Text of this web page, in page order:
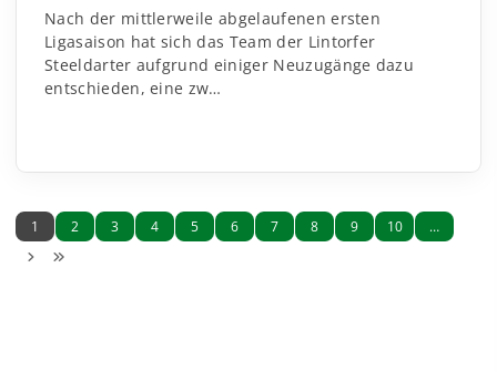
Nach der mittlerweile abgelaufenen ersten
Ligasaison hat sich das Team der Lintorfer
Steeldarter aufgrund einiger Neuzugänge dazu
entschieden, eine zw…
1 2 3 4 5 6 7 8 9 10 …